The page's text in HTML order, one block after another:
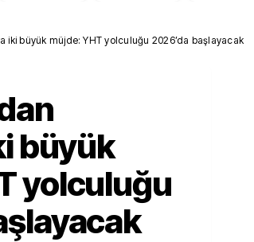
iki büyük müjde: YHT yolculuğu 2026’da başlayacak
büyük
yolculuğu